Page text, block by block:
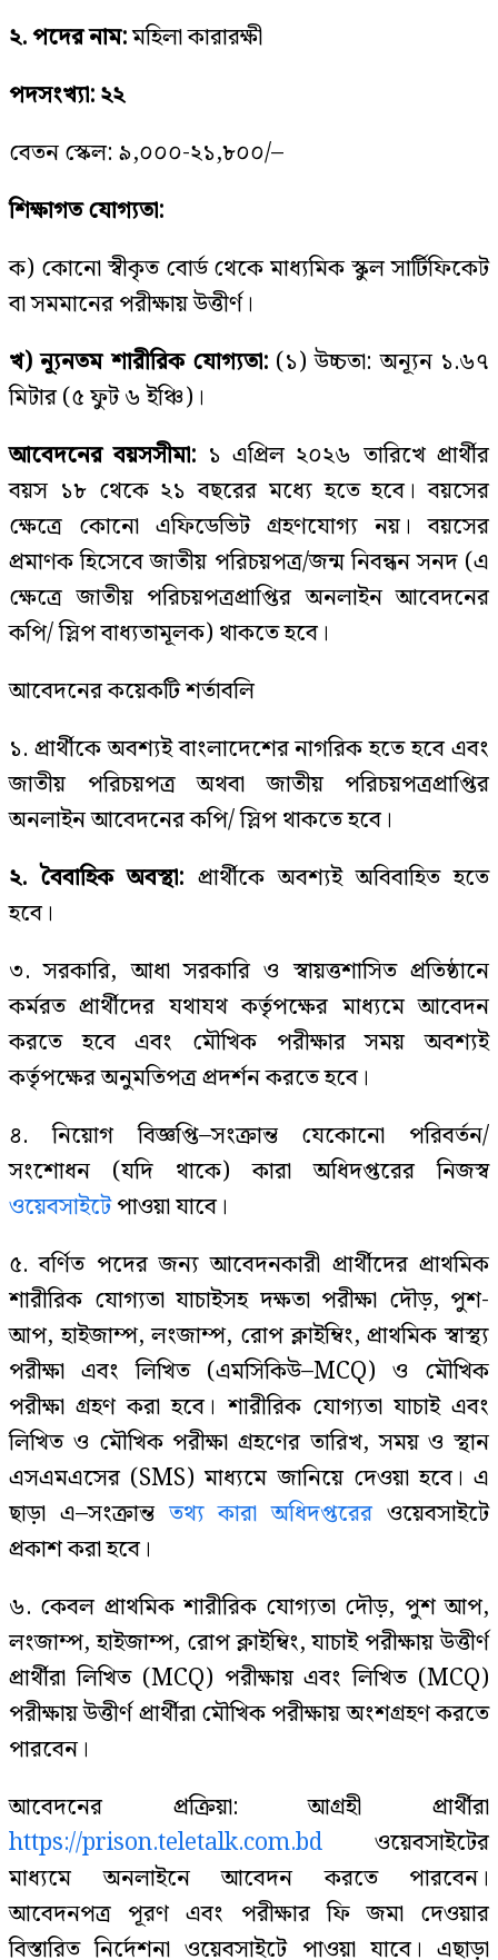
২. পদের নাম:মহিলা কারারক্ষী
পদসংখ্যা: ২২
বেতন স্কেল: ৯,০০০-২১,৮০০/–
শিক্ষাগত যোগ্যতা:
ক) কোনো স্বীকৃত বোর্ড থেকে মাধ্যমিক স্কুল সার্টিফিকেট
বা সমমানের পরীক্ষায় উত্তীর্ণ।
খ) ন্যূনতম শারীরিক যোগ্যতা:(১) উচ্চতা: অন্যূন ১.৬৭
মিটার (৫ ফুট ৬ ইঞ্চি)।
আবেদনের বয়সসীমা: ১ এপ্রিল ২০২৬ তারিখে প্রার্থীর
বয়স ১৮ থেকে ২১ বছরের মধ্যে হতে হবে। বয়সের
ক্ষেত্রে কোনো এফিডেভিট গ্রহণযোগ্য নয়। বয়সের
প্রমাণক হিসেবে জাতীয় পরিচয়পত্র/জন্ম নিবন্ধন সনদ (এ
ক্ষেত্রে জাতীয় পরিচয়পত্রপ্রাপ্তির অনলাইন আবেদনের
কপি/ স্লিপ বাধ্যতামূলক) থাকতে হবে।
আবেদনের কয়েকটি শর্তাবলি
১. প্রার্থীকে অবশ্যই বাংলাদেশের নাগরিক হতে হবে এবং
জাতীয় পরিচয়পত্র অথবা জাতীয় পরিচয়পত্রপ্রাপ্তির
অনলাইন আবেদনের কপি/ স্লিপ থাকতে হবে।
২. বৈবাহিক অবস্থা: প্রার্থীকে অবশ্যই অবিবাহিত হতে
হবে।
৩. সরকারি, আধা সরকারি ও স্বায়ত্তশাসিত প্রতিষ্ঠানে
কর্মরত প্রার্থীদের যথাযথ কর্তৃপক্ষের মাধ্যমে আবেদন
করতে হবে এবং মৌখিক পরীক্ষার সময় অবশ্যই
কর্তৃপক্ষের অনুমতিপত্র প্রদর্শন করতে হবে।
৪. নিয়োগ বিজ্ঞপ্তি–সংক্রান্ত যেকোনো পরিবর্তন/
সংশোধন (যদি থাকে) কারা অধিদপ্তরের নিজস্ব
ওয়েবসাইটেপাওয়া যাবে।
৫. বর্ণিত পদের জন্য আবেদনকারী প্রার্থীদের প্রাথমিক
শারীরিক যোগ্যতা যাচাইসহ দক্ষতা পরীক্ষা দৌড়, পুশ-
আপ, হাইজাম্প, লংজাম্প, রোপ ক্লাইম্বিং, প্রাথমিক স্বাস্থ্য
পরীক্ষা এবং লিখিত (এমসিকিউ–MCQ) ও মৌখিক
পরীক্ষা গ্রহণ করা হবে। শারীরিক যোগ্যতা যাচাই এবং
লিখিত ও মৌখিক পরীক্ষা গ্রহণের তারিখ, সময় ও স্থান
এসএমএসের (SMS) মাধ্যমে জানিয়ে দেওয়া হবে। এ
ছাড়া এ–সংক্রান্ত তথ্য কারা অধিদপ্তরেরওয়েবসাইটে
প্রকাশ করা হবে।
৬. কেবল প্রাথমিক শারীরিক যোগ্যতা দৌড়, পুশ আপ,
লংজাম্প, হাইজাম্প, রোপ ক্লাইম্বিং, যাচাই পরীক্ষায় উত্তীর্ণ
প্রার্থীরা লিখিত (MCQ) পরীক্ষায় এবং লিখিত (MCQ)
পরীক্ষায় উত্তীর্ণ প্রার্থীরা মৌখিক পরীক্ষায় অংশগ্রহণ করতে
পারবেন।
আবেদনের প্রক্রিয়া: আগ্রহী প্রার্থীরা
https://prison.teletalk.com.bd ওয়েবসাইটের
মাধ্যমে অনলাইনে আবেদন করতে পারবেন।
আবেদনপত্র পূরণ এবং পরীক্ষার ফি জমা দেওয়ার
বিস্তারিত নির্দেশনা ওয়েবসাইটে পাওয়া যাবে। এছাড়া